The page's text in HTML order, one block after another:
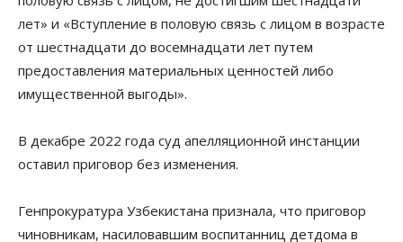
лет» и «Вступление в половую связь с лицом в возрасте
от шестнадцати до восемнадцати лет путем
предоставления материальных ценностей либо
имущественной выгоды».
В декабре 2022 года суд апелляционной инстанции
оставил приговор без изменения.
Генпрокуратура Узбекистана признала, что приговор
чиновникам, насиловавшим воспитанниц детдома в